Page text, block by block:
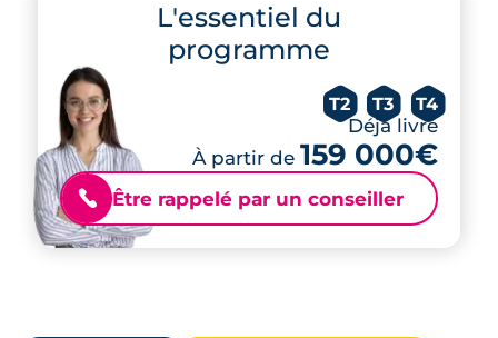
L'essentiel du
programme
T2 T3 T4
Déjà livré
À partir de 159 000€
📞 Être rappelé par un conseiller